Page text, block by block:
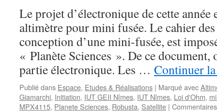
Le projet d’électronique de cette année
altimètre pour mini fusée. Le cahier
conception d’une mini-fusée, est
« Planète Sciences ». De ce document,
partie électronique. Les … Continuer
Publié dans Espace, Etudes & Réalisations | Marqué avec
Giamarchi, Initiation, IUT GEII Nîmes, IUT Nîmes, Loi d'Ohm,
MPX4115, Planete Sciences, Robusta, Satellite |